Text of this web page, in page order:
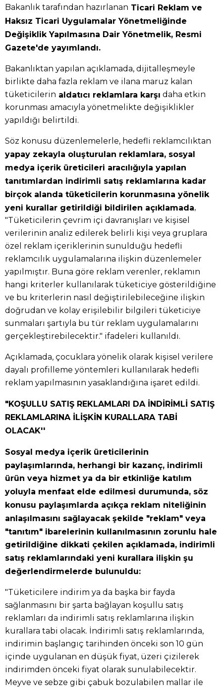
Bakanlık tarafından hazırlanan Ticari Reklam ve
Haksız Ticari Uygulamalar Yönetmeliğinde
Değişiklik Yapılmasına Dair Yönetmelik, Resmi
Gazete'de yayımlandı.
Bakanlıktan yapılan açıklamada, dijitalleşmeyle
birlikte daha fazla reklam ve ilana maruz kalan
tüketicilerin aldatıcı reklamlara karşı daha etkin
korunması amacıyla yönetmelikte değişiklikler
yapıldığı belirtildi.
Söz konusu düzenlemelerle, hedefli reklamcılıktan
yapay zekayla oluşturulan reklamlara, sosyal
medya içerik üreticileri aracılığıyla yapılan
tanıtımlardan indirimli satış reklamlarına kadar
birçok alanda tüketicilerin korunmasına yönelik
yeni kurallar getirildiği bildirilen açıklamada,
"Tüketicilerin çevrim içi davranışları ve kişisel
verilerinin analiz edilerek belirli kişi veya gruplara
özel reklam içeriklerinin sunulduğu hedefli
reklamcılık uygulamalarına ilişkin düzenlemeler
yapılmıştır. Buna göre reklam verenler, reklamın
hangi kriterler kullanılarak tüketiciye gösterildiğine
ve bu kriterlerin nasıl değiştirilebileceğine ilişkin
doğrudan ve kolay erişilebilir bilgileri tüketiciye
sunmaları şartıyla bu tür reklam uygulamalarını
gerçekleştirebilecektir." ifadeleri kullanıldı.
Açıklamada, çocuklara yönelik olarak kişisel verilere
dayalı profilleme yöntemleri kullanılarak hedefli
reklam yapılmasının yasaklandığına işaret edildi.
"KOŞULLU SATIŞ REKLAMLARI DA İNDİRİMLİ SATIŞ
REKLAMLARINA İLİŞKİN KURALLARA TABİ
OLACAK''
Sosyal medya içerik üreticilerinin
paylaşımlarında, herhangi bir kazanç, indirimli
ürün veya hizmet ya da bir etkinliğe katılım
yoluyla menfaat elde edilmesi durumunda, söz
konusu paylaşımlarda açıkça reklam niteliğinin
anlaşılmasını sağlayacak şekilde "reklam" veya
"tanıtım" ibarelerinin kullanılmasının zorunlu hale
getirildiğine dikkati çekilen açıklamada, indirimli
satış reklamlarındaki yeni kurallara ilişkin şu
değerlendirmelerde bulunuldu:
"Tüketicilere indirim ya da başka bir fayda
sağlanmasını bir şarta bağlayan koşullu satış
reklamları da indirimli satış reklamlarına ilişkin
kurallara tabi olacak. İndirimli satış reklamlarında,
indirimin başlangıç tarihinden önceki son 10 gün
içinde uygulanan en düşük fiyat, üzeri çizilerek
indirimden önceki fiyat olarak sunulabilecektir.
Meyve ve sebze gibi çabuk bozulabilen mallar ile